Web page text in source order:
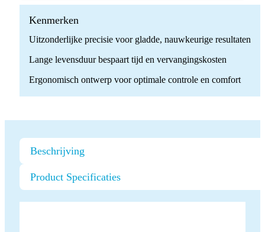
quantity
Kenmerken
Uitzonderlijke precisie voor gladde, nauwkeurige resultaten
Lange levensduur bespaart tijd en vervangingskosten
Ergonomisch ontwerp voor optimale controle en comfort
Beschrijving
Product Specificaties